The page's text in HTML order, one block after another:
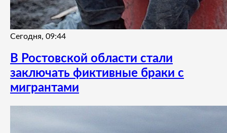
Сегодня, 09:44
В Ростовской области стали
заключать фиктивные браки с
мигрантами